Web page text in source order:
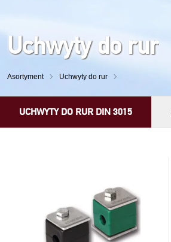
Uchwyty do rur
Asortyment Uchwyty do rur
UCHWYTY DO RUR DIN 3015